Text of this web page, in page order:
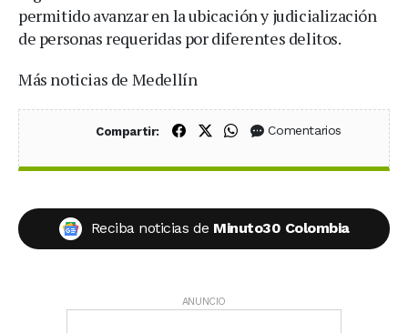
permitido avanzar en la ubicación y judicialización
de personas requeridas por diferentes delitos.
Más noticias de Medellín
Compartir: Compartir en Facebook
Compartir en X (Twitter)
Compartir en WhatsApp
Comentarios
Reciba noticias de Minuto30 Colombia
ANUNCIO